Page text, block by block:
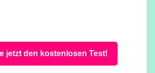
jetzt den kostenlosen Test!